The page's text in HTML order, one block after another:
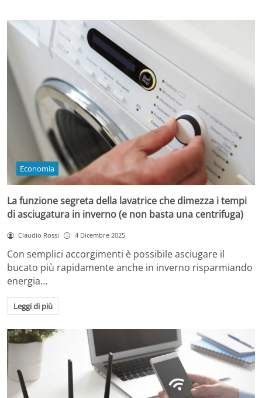
Economia
La funzione segreta della lavatrice che dimezza i tempi
di asciugatura in inverno (e non basta una centrifuga)
Claudio Rossi 4 Dicembre 2025
Con semplici accorgimenti è possibile asciugare il
bucato più rapidamente anche in inverno risparmiando
energia…
Leggi di più